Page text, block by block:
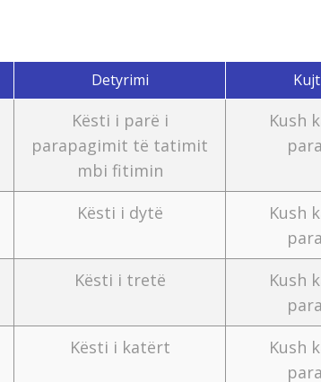
Detyrimi
Kësti i parë i
parapagimit të tatimit
mbi fitimin
Kush
Kësti i dytë
Kush
Kësti i tretë
Kush
Kësti i katërt
Kush